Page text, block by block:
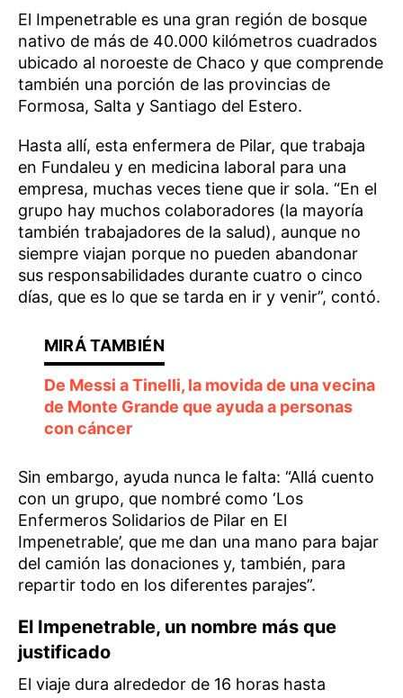
El Impenetrable es una gran región de bosque
nativo de más de 40.000 kilómetros cuadrados
ubicado al noroeste de Chaco y que comprende
también una porción de las provincias de
Formosa, Salta y Santiago del Estero.
Hasta allí, esta enfermera de Pilar, que trabaja
en Fundaleu y en medicina laboral para una
empresa, muchas veces tiene que ir sola. “En el
grupo hay muchos colaboradores (la mayoría
también trabajadores de la salud), aunque no
siempre viajan porque no pueden abandonar
sus responsabilidades durante cuatro o cinco
días, que es lo que se tarda en ir y venir”, contó.
De Messi a Tinelli, la movida de una vecina
de Monte Grande que ayuda a personas
con cáncer
Sin embargo, ayuda nunca le falta: “Allá cuento
con un grupo, que nombré como ‘Los
Enfermeros Solidarios de Pilar en El
Impenetrable’, que me dan una mano para bajar
del camión las donaciones y, también, para
repartir todo en los diferentes parajes”.
El Impenetrable, un nombre más que
justificado
El viaje dura alrededor de 16 horas hasta